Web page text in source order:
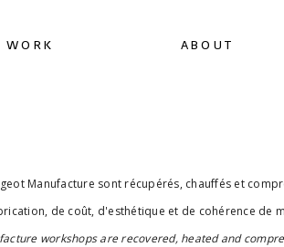
WORK ABOUT
Manufacture sont récupérés, chauffés et
de coût, d'esthétique et de cohérence de
workshops are recovered, heated and